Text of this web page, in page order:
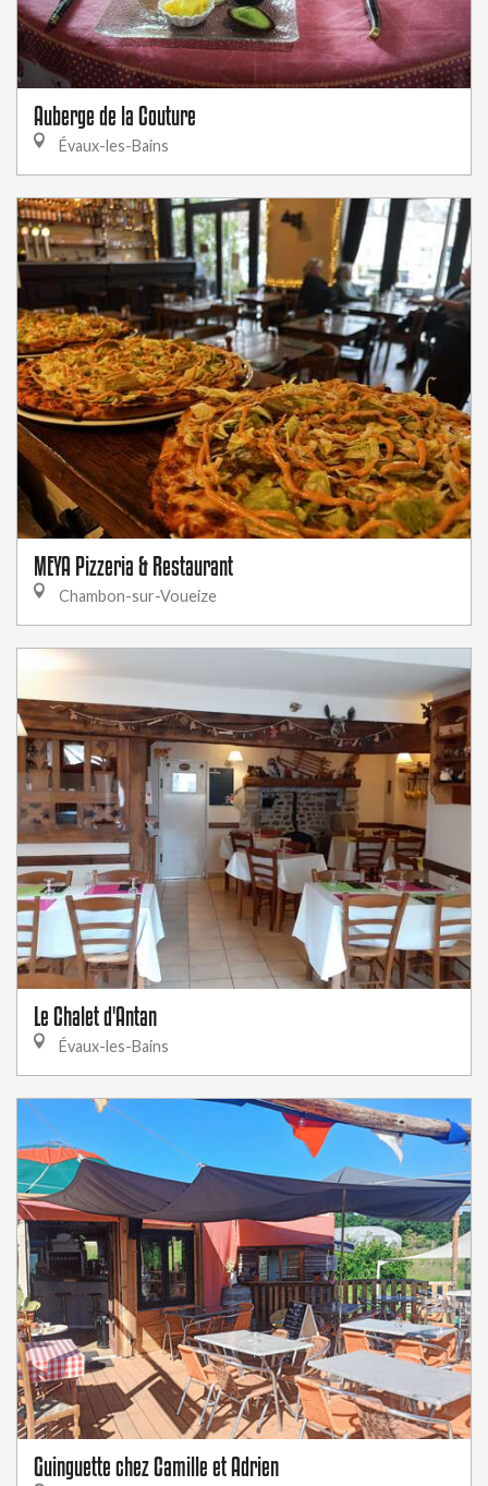
Auberge de la Couture
Évaux-les-Bains
MEYA Pizzeria & Restaurant
Chambon-sur-Voueize
Le Chalet d'Antan
Évaux-les-Bains
Guinguette chez Camille et Adrien